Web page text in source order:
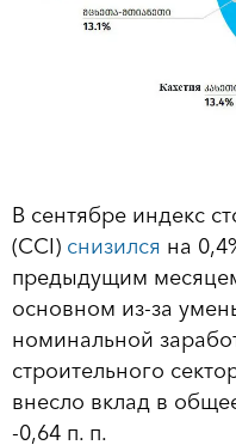
В сентябре индекс
(CCI) снизился на
предыдущим
основном из-за
номинальной
строительного
внесло вклад в
-0,64 п. п.